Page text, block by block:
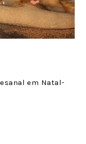
em Natal-